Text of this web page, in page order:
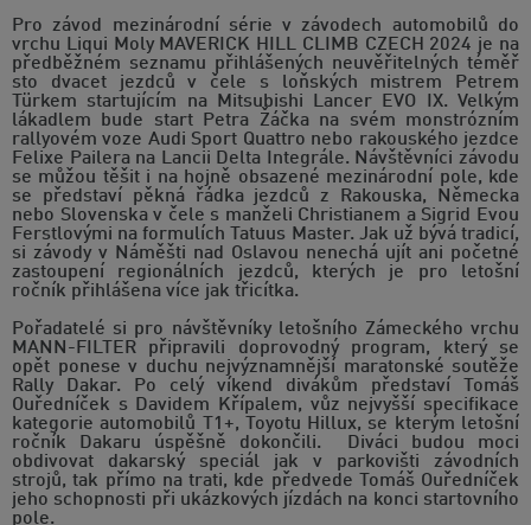
Pro závod mezinárodní série v závodech automobilů do
vrchu Liqui Moly MAVERICK HILL CLIMB CZECH 2024 je na
předběžném seznamu přihlášených neuvěřitelných téměř
sto dvacet jezdců v čele s loňských mistrem Petrem
Türkem startujícím na Mitsubishi Lancer EVO IX. Velkým
lákadlem bude start Petra Žáčka na svém monstrózním
rallyovém voze Audi Sport Quattro nebo rakouského jezdce
Felixe Pailera na Lancii Delta Integrále. Návštěvníci závodu
se můžou těšit i na hojně obsazené mezinárodní pole, kde
se představí pěkná řádka jezdců z Rakouska, Německa
nebo Slovenska v čele s manželi Christianem a Sigrid Evou
Ferstlovými na formulích Tatuus Master. Jak už bývá tradicí,
si závody v Náměšti nad Oslavou nenechá ujít ani početné
zastoupení regionálních jezdců, kterých je pro letošní
ročník přihlášena více jak třicítka.
Pořadatelé si pro návštěvníky letošního Zámeckého vrchu
MANN-FILTER připravili doprovodný program, který se
opět ponese v duchu nejvýznamnější maratonské soutěže
Rally Dakar. Po celý víkend divákům představí Tomáš
Ouředníček s Davidem Křípalem, vůz nejvyšší specifikace
kategorie automobilů T1+, Toyotu Hillux, se kterým letošní
ročník Dakaru úspěšně dokončili. Diváci budou moci
obdivovat dakarský speciál jak v parkovišti závodních
strojů, tak přímo na trati, kde předvede Tomáš Ouředníček
jeho schopnosti při ukázkových jízdách na konci startovního
pole.